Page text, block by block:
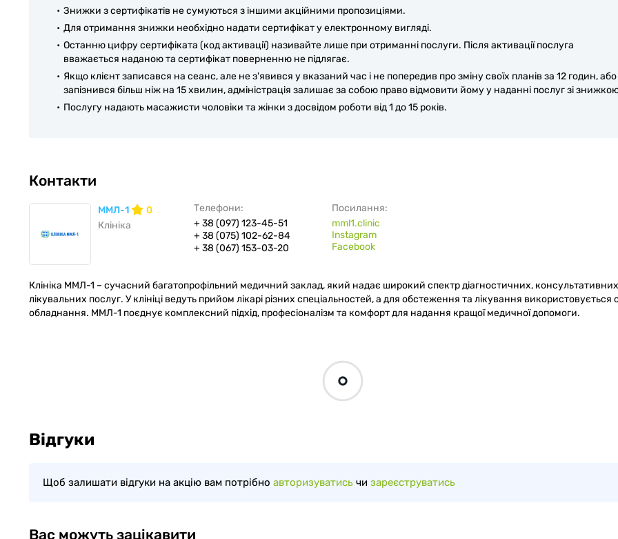
Знижки з сертифікатів не сумуються з іншими акційними пропозиціями.
Для отримання знижки необхідно надати сертифікат у електронному вигляді.
Останню цифру сертифіката (код активації) називайте лише при отриманні послуги. Після активації послуга
вважається наданою та сертифікат поверненню не підлягає.
Якщо клієнт записався на сеанс, але не з'явився у вказаний час і не попередив про зміну своїх планів за 12 годин, або
запізнився більш ніж на 15 хвилин, адміністрація залишає за собою право відмовити йому у наданні послуг зі
Послугу надають масажисти чоловіки та жінки з досвідом роботи від 1 до 15 років.
Контакти
ММЛ-1
0
Клініка
Телефони:
+ 38 (097) 123-45-51
+ 38 (075) 102-62-84
+ 38 (067) 153-03-20
Посилання:
mml1.clinic
Instagram
Facebook
Клініка ММЛ-1 – сучасний багатопрофільний медичний заклад, який надає широкий спектр діагностичних,
лікувальних послуг. У клініці ведуть прийом лікарі різних спеціальностей, а для обстеження та лікування використовується
обладнання. ММЛ-1 поєднує комплексний підхід, професіоналізм та комфорт для надання кращої медичної допомоги.
Відгуки
Щоб залишати відгуки на акцію вам потрібно авторизуватись чи зареєструватись
Вас можуть зацікавити